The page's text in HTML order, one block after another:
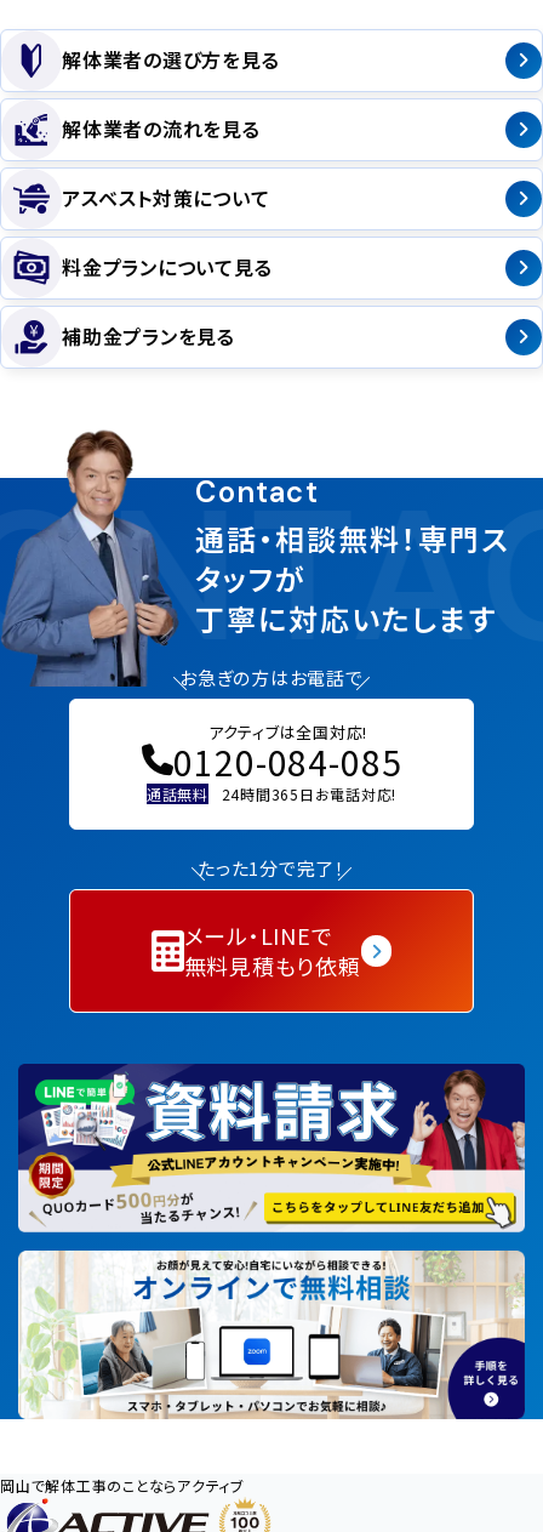
解体業者の選び方を見る
解体業者の流れを見る
アスベスト対策について
料金プランについて見る
補助金プランを見る
Contact
通話・相談無料！専門ス
タッフが
丁寧に対応いたします
お急ぎの方はお電話で
アクティブは全国対応!
0120-084-085
通話無料 24時間365日お電話対応!
たった1分で完了！
メール・LINEで
無料見積もり依頼
岡山で解体工事のことならアクティブ